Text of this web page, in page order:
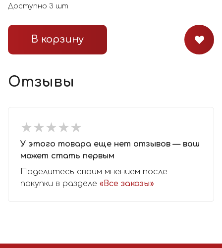
Доступно 3 шт
В корзину
Отзывы
★★★★★
★★★★★
У этого товара еще нет отзывов — ваш
может стать первым
Поделитесь своим мнением после
покупки в разделе «Все заказы»